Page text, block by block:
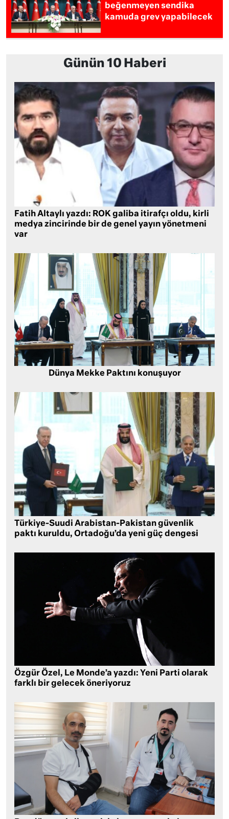
beğenmeyen sendika
kamuda grev yapabilecek
Günün 10 Haberi
Fatih Altaylı yazdı: ROK galiba itirafçı oldu, kirli
medya zincirinde bir de genel yayın yönetmeni
var
Dünya Mekke Paktını konuşuyor
Türkiye-Suudi Arabistan-Pakistan güvenlik
paktı kuruldu, Ortadoğu’da yeni güç dengesi
Özgür Özel, Le Monde’a yazdı: Yeni Parti olarak
farklı bir gelecek öneriyoruz